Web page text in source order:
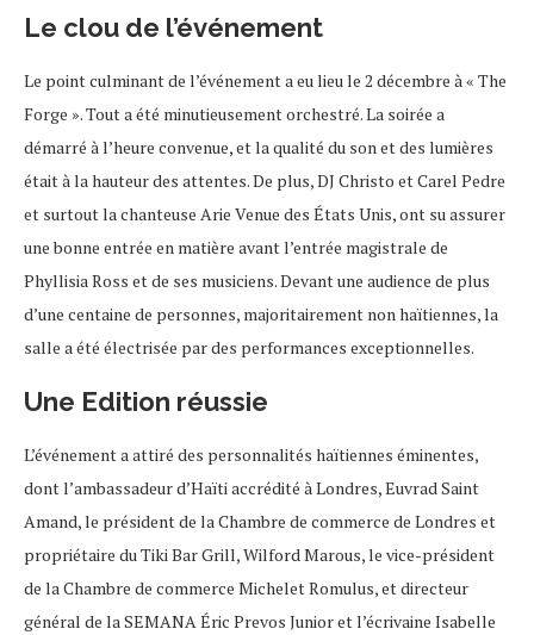
Le clou de l’événement
Le point culminant de l’événement a eu lieu le 2 décembre à « The
Forge ». Tout a été minutieusement orchestré. La soirée a
démarré à l’heure convenue, et la qualité du son et des lumières
était à la hauteur des attentes. De plus, DJ Christo et Carel Pedre
et surtout la chanteuse Arie Venue des États Unis, ont su assurer
une bonne entrée en matière avant l’entrée magistrale de
Phyllisia Ross et de ses musiciens. Devant une audience de plus
d’une centaine de personnes, majoritairement non haïtiennes, la
salle a été électrisée par des performances exceptionnelles.
Une Edition réussie
L’événement a attiré des personnalités haïtiennes éminentes,
dont l’ambassadeur d’Haïti accrédité à Londres, Euvrad Saint
Amand, le président de la Chambre de commerce de Londres et
propriétaire du Tiki Bar Grill, Wilford Marous, le vice-président
de la Chambre de commerce Michelet Romulus, et directeur
général de la SEMANA Éric Prevos Junior et l’écrivaine Isabelle